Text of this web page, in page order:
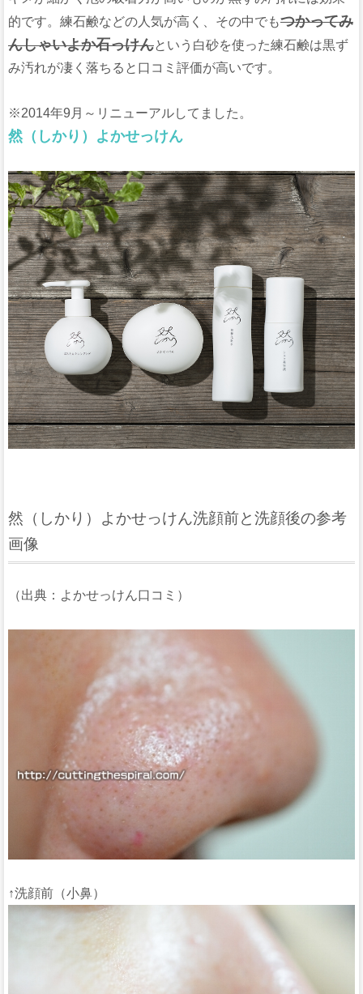
的です。練石鹸などの人気が高く、その中でもつかってみ
んしゃいよか石っけんという白砂を使った練石鹸は黒ず
み汚れが凄く落ちると口コミ評価が高いです。
※2014年9月～リニューアルしてました。
然（しかり）よかせっけん
然（しかり）よかせっけん洗顔前と洗顔後の参考
画像
（出典：よかせっけん口コミ）
↑洗顔前（小鼻）